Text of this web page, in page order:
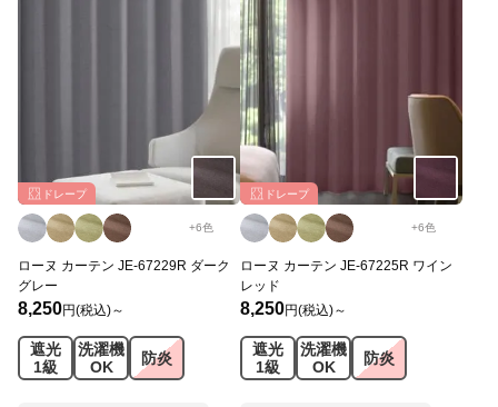
ドレープ
+6色
ローヌ カーテン JE-67229R ダーク
グレー
8,250円(税込)～
遮光
1級
洗濯機
OK
防炎
ドレープ
+6色
ローヌ カーテン JE-67225R ワイン
レッド
8,250円(税込)～
遮光
1級
洗濯機
OK
防炎